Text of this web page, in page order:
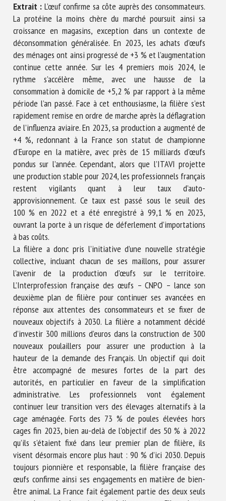
Extrait : L’œuf confirme sa côte auprès des consommateurs.
La protéine la moins chère du marché poursuit ainsi sa
croissance en magasins, exception dans un contexte de
déconsommation généralisée. En 2023, les achats d’œufs
des ménages ont ainsi progressé de +3 % et l’augmentation
continue cette année. Sur les 4 premiers mois 2024, le
rythme s’accélère même, avec une hausse de la
consommation à domicile de +5,2 % par rapport à la même
période l’an passé. Face à cet enthousiasme, la filière s’est
rapidement remise en ordre de marche après la déflagration
de l’influenza aviaire. En 2023, sa production a augmenté de
+4 %, redonnant à la France son statut de championne
d’Europe en la matière, avec près de 15 milliards d’œufs
pondus sur l’année. Cependant, alors que l’ITAVI projette
une production stable pour 2024, les professionnels français
restent vigilants quant à leur taux d’auto-
approvisionnement. Ce taux est passé sous le seuil des
100 % en 2022 et a été enregistré à 99,1 % en 2023,
ouvrant la porte à un risque de déferlement d’importations
à bas coûts.
La filière a donc pris l’initiative d’une nouvelle stratégie
collective, incluant chacun de ses maillons, pour assurer
l’avenir de la production d’œufs sur le territoire.
L’Interprofession française des œufs – CNPO – lance son
deuxième plan de filière pour continuer ses avancées en
réponse aux attentes des consommateurs et se fixer de
nouveaux objectifs à 2030. La filière a notamment décidé
d’investir 300 millions d’euros dans la construction de 300
nouveaux poulaillers pour assurer une production à la
hauteur de la demande des Français. Un objectif qui doit
être accompagné de mesures fortes de la part des
autorités, en particulier en faveur de la simplification
administrative. Les professionnels vont également
continuer leur transition vers des élevages alternatifs à la
cage aménagée. Forts des 73 % de poules élevées hors
cages fin 2023, bien au-delà de l’objectif des 50 % à 2022
qu’ils s’étaient fixé dans leur premier plan de filière, ils
visent désormais encore plus haut : 90 % d’ici 2030. Depuis
toujours pionnière et responsable, la filière française des
œufs confirme ainsi ses engagements en matière de bien-
être animal. La France fait également partie des deux seuls
E-mail *
En soumettant ce formulaire, j'accepte que les
informations saisies soient utilisées dans le cadre de la
relation avec le CNR BEA. *
Les champs suivis de * sont obligatoires